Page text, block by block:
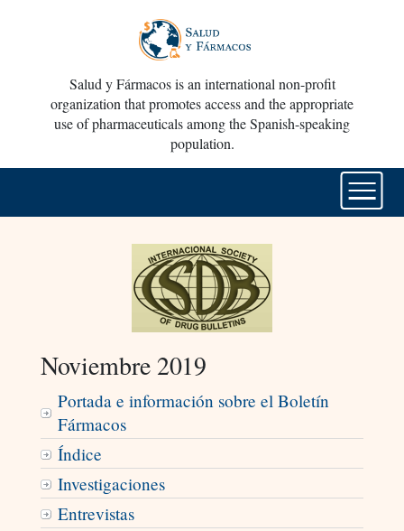
Salud y Fármacos is an international non-profit
organization that promotes access and the appropriate
use of pharmaceuticals among the Spanish-speaking
population.
Noviembre 2019
Portada e información sobre el Boletín
Fármacos
Índice
Investigaciones
Entrevistas